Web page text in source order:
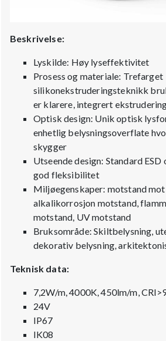
Beskrivelse:
Lyskilde: Høy lyseffektivitet
Prosess og materiale: Trefarget
silikonekstruderingsteknikk
er klarere, integrert
Optisk design: Unik optisk
enhetlig belysningsoverflate
skygger
Utseende design: Standard
god fleksibilitet
Miljøegenskaper: motstand
alkalikorrosjon motstand,
motstand, UV motstand
Bruksområde: Skiltbelysning,
dekorativ belysning,
Teknisk data:
7,2W/m, 4000K, 450lm/m,
24V
IP67
IK08